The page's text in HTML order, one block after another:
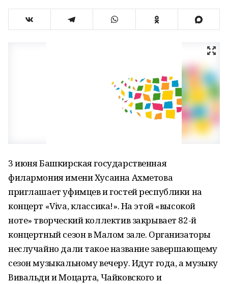
3 июня Башкирская государственная
филармония имени Хусаина Ахметова
приглашает уфимцев и гостей республики на
концерт «Viva, классика!». На этой «высокой
ноте» творческий коллектив закрывает 82-й
концертный сезон в Малом зале. Организаторы
неслучайно дали такое название завершающему
сезон музыкальному вечеру. Идут года, а музыку
Вивальди и Моцарта, Чайковского и